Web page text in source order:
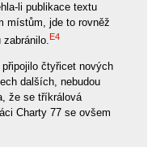
li publikace textu
místům, jde to rovněž
E4
čtyřicet nových
dalších, nebudou
že se tříkrálová
Charty 77 se ovšem